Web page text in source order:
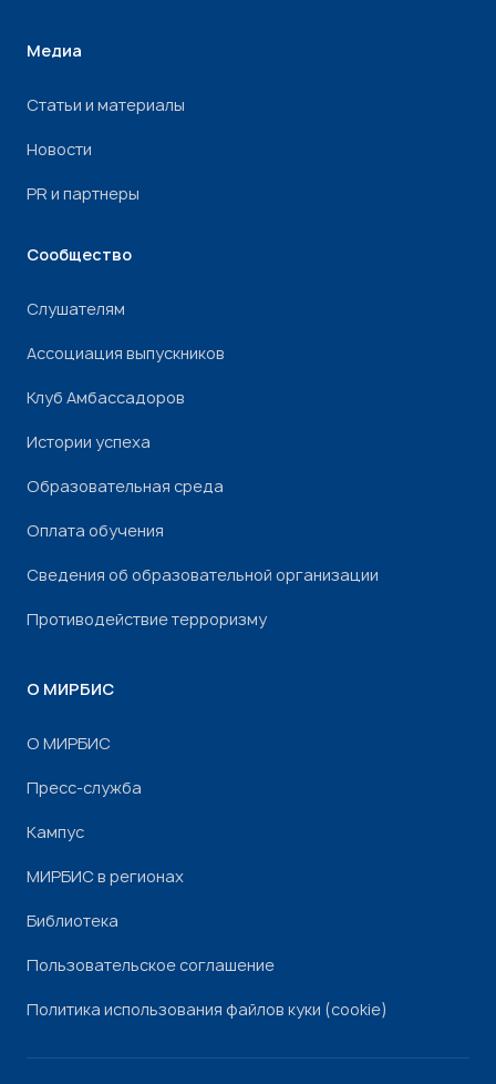
Медиа
Статьи и материалы
Новости
PR и партнеры
Сообщество
Слушателям
Ассоциация выпускников
Клуб Амбассадоров
Истории успеха
Образовательная среда
Оплата обучения
Сведения об образовательной организации
Противодействие терроризму
О МИРБИС
О МИРБИС
Пресс-служба
Кампус
МИРБИС в регионах
Библиотека
Пользовательское соглашение
Политика использования файлов куки (cookie)